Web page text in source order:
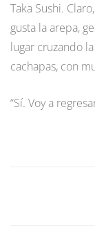
Taka Sushi.
gusta la arepa,
lugar cruzando
cachapas, con
“Sí. Voy a